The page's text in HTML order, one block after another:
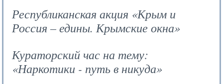
Республиканская акция «Крым и
Россия – едины. Крымские окна»
Кураторский час на тему:
«Наркотики - путь в никуда»